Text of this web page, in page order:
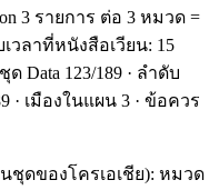
3 รายการ ต่อ 3 หมวด =
วลาที่หนังสือเวียน: 15
Data 123/189 · ลำดับ
· เมืองในแผน 3 · ข้อควร
ชุดของโครเอเชีย): หมวด